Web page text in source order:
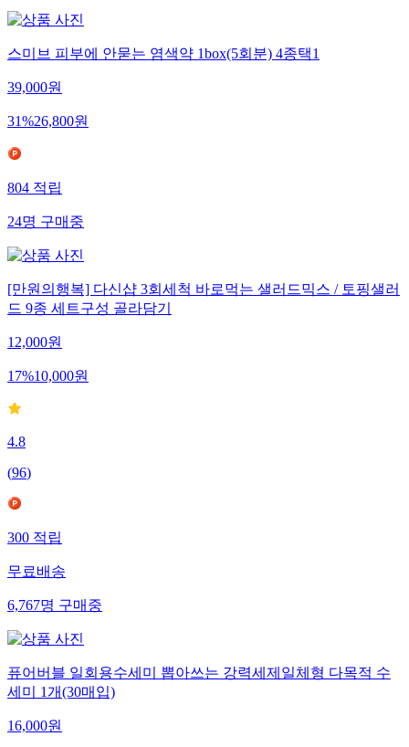
스미브 피부에 안묻는 염색약 1box(5회분) 4종택1
39,000원
31%26,800원
804 적립
24명 구매중
[만원의행복] 다신샵 3회세척 바로먹는 샐러드믹스 / 토핑샐러
드 9종 세트구성 골라담기
12,000원
17%10,000원
4.8
(96)
300 적립
무료배송
6,767명 구매중
퓨어버블 일회용수세미 뽑아쓰는 강력세제일체형 다목적 수
세미 1개(30매입)
16,000원